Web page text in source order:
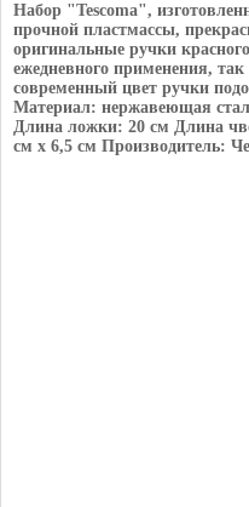
Набор "Tescoma",
прочной пластмассы,
оригинальные ручки
ежедневного применения,
современный цвет ручки
Материал: нержавеющая
Длина ложки: 20 см Длина
см х 6,5 см Производитель: